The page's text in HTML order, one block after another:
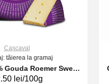
Cașcaval
tăierea la gramaj
Gouda Roemer Sweet
(30124)
lei/100g